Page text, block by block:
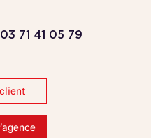
03 71 41 05 79